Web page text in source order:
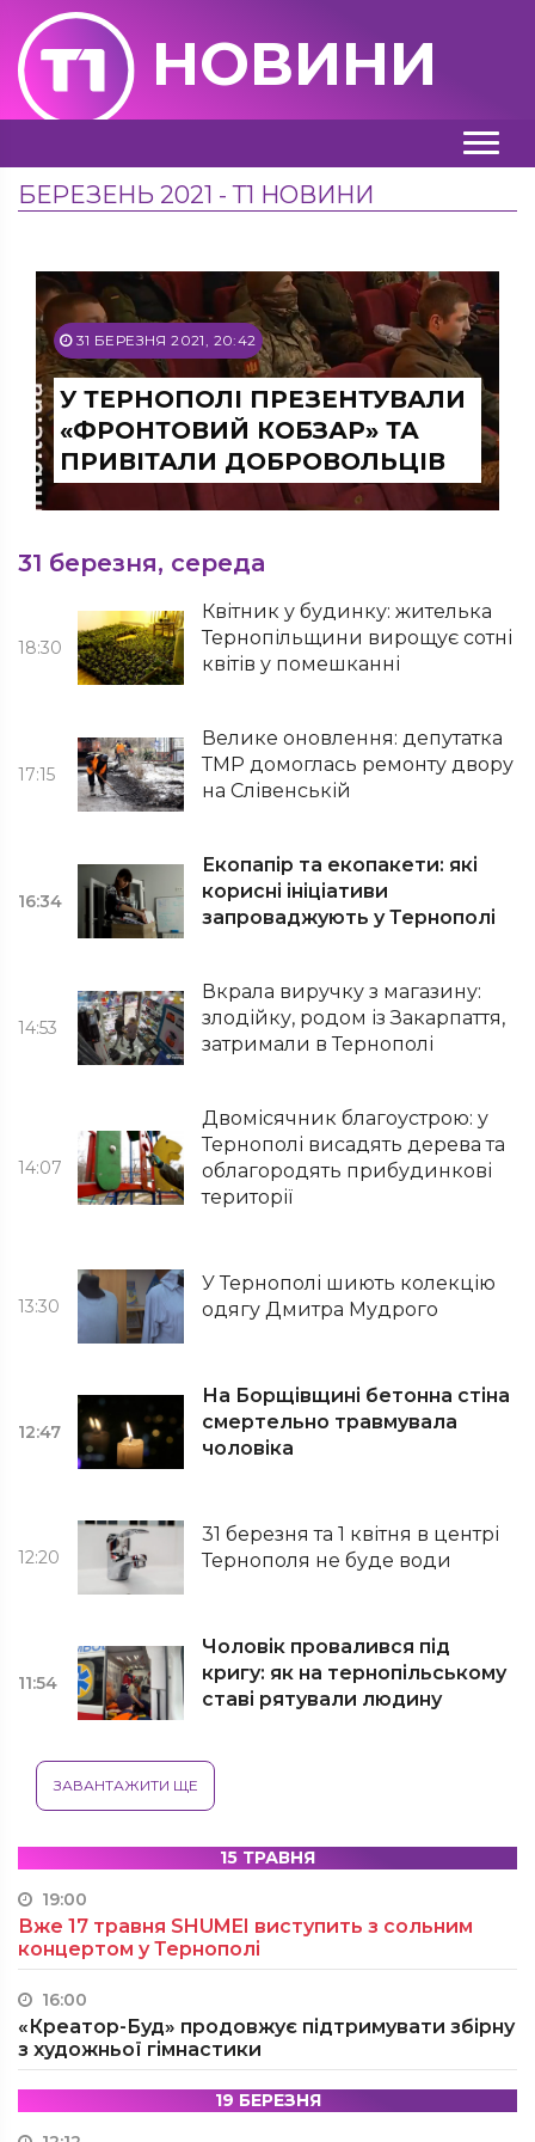
НОВИНИ
БЕРЕЗЕНЬ 2021 - Т1 НОВИНИ
31 БЕРЕЗНЯ 2021, 20:42
У ТЕРНОПОЛІ ПРЕЗЕНТУВАЛИ
«ФРОНТОВИЙ КОБЗАР» ТА
ПРИВІТАЛИ ДОБРОВОЛЬЦІВ
31 березня, середа
18:30
Квітник у будинку: жителька
Тернопільщини вирощує сотні
квітів у помешканні
17:15
Велике оновлення: депутатка
ТМР домоглась ремонту двору
на Слівенській
16:34
Екопапір та екопакети: які
корисні ініціативи
запроваджують у Тернополі
14:53
Вкрала виручку з магазину:
злодійку, родом із Закарпаття,
затримали в Тернополі
14:07
Двомісячник благоустрою: у
Тернополі висадять дерева та
облагородять прибудинкові
території
13:30
У Тернополі шиють колекцію
одягу Дмитра Мудрого
12:47
На Борщівщині бетонна стіна
смертельно травмувала
чоловіка
12:20
31 березня та 1 квітня в центрі
Тернополя не буде води
11:54
Чоловік провалився під
кригу: як на тернопільському
ставі рятували людину
ЗАВАНТАЖИТИ ЩЕ
15 ТРАВНЯ
19:00
Вже 17 травня SHUMEI виступить з сольним
концертом у Тернополі
16:00
«Креатор-Буд» продовжує підтримувати збірну
з художньої гімнастики
19 БЕРЕЗНЯ